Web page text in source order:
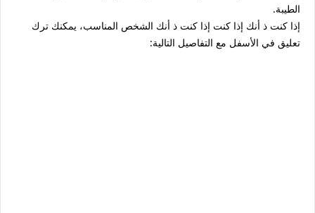
الطيبة.
إذا كنت ذ أنك إذا كنت إذا كنت ذ أنك الشخص المناسب، يمكنك ترك
تعليق في الأسفل مع التفاصيل التالية: